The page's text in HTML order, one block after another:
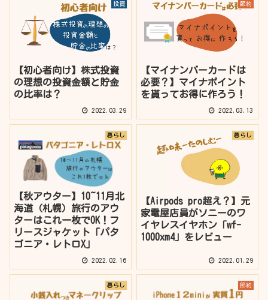
投資
【初心者向け】株式投資
の理想の投資金額と貯金
の比率は？
2022.03.29
節約
【マイナンバーカードは
必要？】マイナポイント
を貰ってお得に作ろう！
2022.03.13
暮らし
【秋アウター】10~11月北
海道（札幌）旅行のアウ
ターはこれ一枚でOK！フ
リースジャケット「パタ
ゴニア・レトロX」
2022.02.16
暮らし
【Airpods pro超え？】元
家電屋店員がソニーのワ
イヤレスイヤホン「wf-
1000xm4」をレビュー
2022.01.29
暮らし 節約